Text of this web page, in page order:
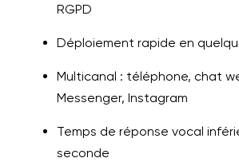
RGPD
Déploiement rapide en
Multicanal : téléphone, chat
Messenger, Instagram
Temps de réponse vocal
seconde